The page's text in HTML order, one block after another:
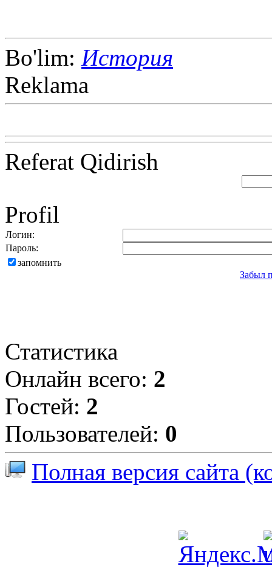
Bo'lim: История
Reklama
Referat Qidirish
Profil
Логин:
Пароль:
запомнить
Забыл
Статистика
Онлайн всего: 2
Гостей: 2
Пользователей: 0
Полная версия сайта